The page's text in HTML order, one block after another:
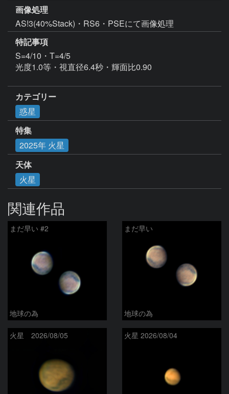
画像処理
特記事項
S=4/10・T=4/5
光度1.0等・視直径6.4秒・輝面比0.90
カテゴリー
惑星
特集
2025年 火星
天体
火星
関連作品
まだ早い #2
地球の為
まだ早い
地球の為
火星 2026/08/05 火星 2026/08/04